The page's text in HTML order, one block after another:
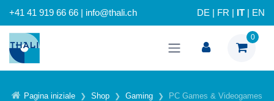
+41 41 919 66 66 | info@thali.ch DE FR IT EN
0
Pagina iniziale Shop Gaming PC Games & Videogames